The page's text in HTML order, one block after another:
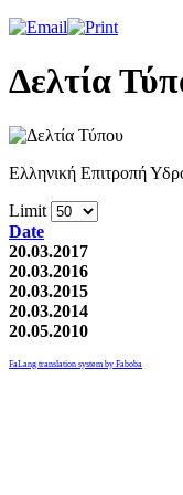
Δελτία
Ελληνική Επιτροπή
Limit
Date
20.03.2017
20.03.2016
20.03.2015
20.03.2014
20.05.2010
FaLang translation system by Faboba